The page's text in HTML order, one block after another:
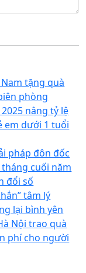
tặng quà
phòng
nâng tỷ lệ
em dưới 1 tuổi
pháp đôn đốc
cuối năm
đổi số
tâm lý
lại bình yên
Nội trao quà
phí cho người